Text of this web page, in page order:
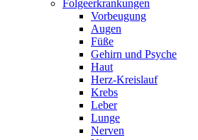
Folgeerkrankungen
Vorbeugung
Augen
Füße
Gehirn und Psyche
Haut
Herz-Kreislauf
Krebs
Leber
Lunge
Nerven